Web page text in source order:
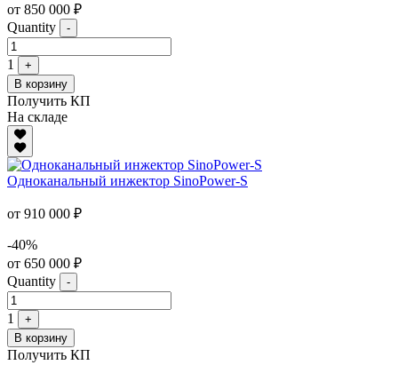
от 850 000 ₽
Quantity
-
1
+
В корзину
Получить КП
На складе
Одноканальный инжектор SinoPower-S
от 910 000 ₽
-40%
от 650 000 ₽
Quantity
-
1
+
В корзину
Получить КП